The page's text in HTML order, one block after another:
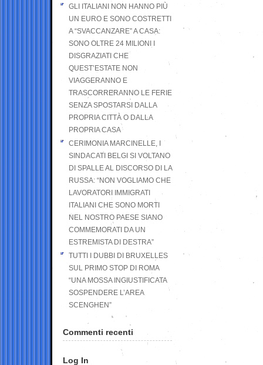
GLI ITALIANI NON HANNO PIÙ
UN EURO E SONO COSTRETTI
A “SVACCANZARE” A CASA:
SONO OLTRE 24 MILIONI I
DISGRAZIATI CHE
QUEST’ESTATE NON
VIAGGERANNO E
TRASCORRERANNO LE FERIE
SENZA SPOSTARSI DALLA
PROPRIA CITTÀ O DALLA
PROPRIA CASA
CERIMONIA MARCINELLE, I
SINDACATI BELGI SI VOLTANO
DI SPALLE AL DISCORSO DI LA
RUSSA: “NON VOGLIAMO CHE
LAVORATORI IMMIGRATI
ITALIANI CHE SONO MORTI
NEL NOSTRO PAESE SIANO
COMMEMORATI DA UN
ESTREMISTA DI DESTRA”
TUTTI I DUBBI DI BRUXELLES
SUL PRIMO STOP DI ROMA
“UNA MOSSA INGIUSTIFICATA
SOSPENDERE L’AREA
SCENGHEN”
Commenti recenti
Log In